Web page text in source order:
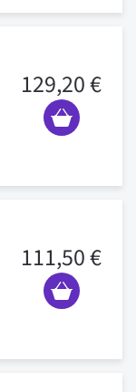
129,20 €
111,50 €